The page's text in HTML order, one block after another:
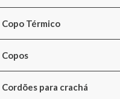
Copo Térmico
Copos
Cordões para crachá